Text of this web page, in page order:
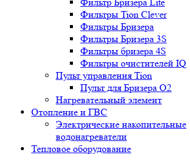
Фильтры Tion Clever
Фильтры Бризера
Фильтры Бризера 3S
Фильтры бризера 4S
Фильтры очистителей IQ
Пульт управления Tion
Пульт для Бризера O2
Нагревательный элемент
Отопление и ГВС
Электрические накопительные
водонагреватели
Тепловое оборудование